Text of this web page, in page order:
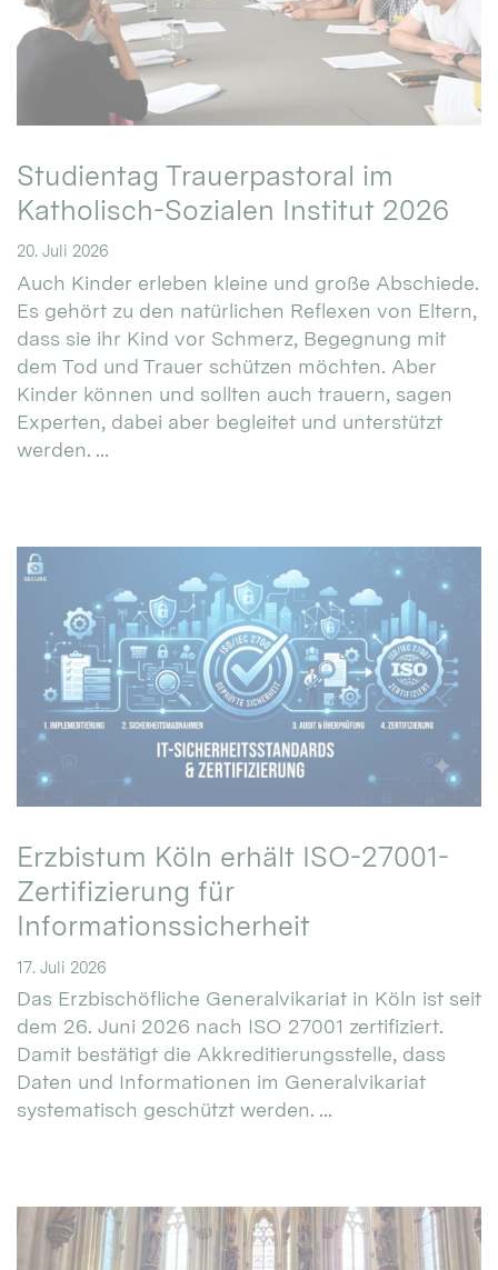
Studientag Trauerpastoral im
Katholisch-Sozialen Institut 2026
20. Juli 2026
Auch Kinder erleben kleine und große Abschiede.
Es gehört zu den natürlichen Reflexen von Eltern,
dass sie ihr Kind vor Schmerz, Begegnung mit
dem Tod und Trauer schützen möchten. Aber
Kinder können und sollten auch trauern, sagen
Experten, dabei aber begleitet und unterstützt
werden. ...
Erzbistum Köln erhält ISO-27001-
Zertifizierung für
Informationssicherheit
17. Juli 2026
Das Erzbischöfliche Generalvikariat in Köln ist seit
dem 26. Juni 2026 nach ISO 27001 zertifiziert.
Damit bestätigt die Akkreditierungsstelle, dass
Daten und Informationen im Generalvikariat
systematisch geschützt werden. ...